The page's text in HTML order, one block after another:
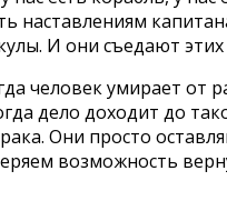
наставлениям
И они съедают
человек умирает от
дело доходит до
Они просто
возможность